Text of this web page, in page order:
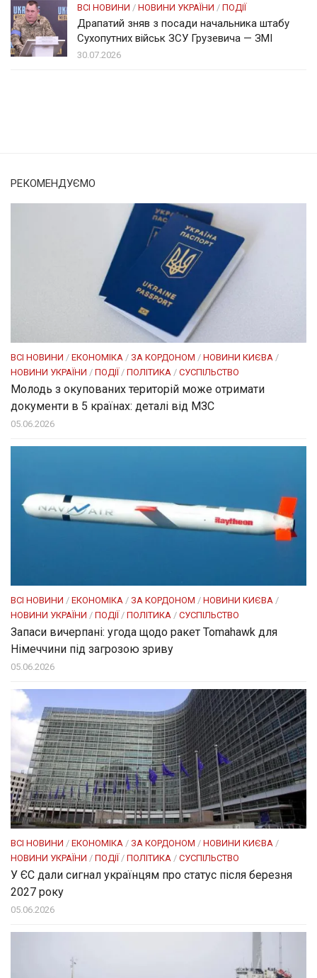
ВСІ НОВИНИ / НОВИНИ УКРАЇНИ / ПОДІЇ
Драпатий зняв з посади начальника штабу
Сухопутних військ ЗСУ Грузевича — ЗМІ
30.07.2026
РЕКОМЕНДУЄМО
ВСІ НОВИНИ / ЕКОНОМІКА / ЗА КОРДОНОМ / НОВИНИ КИЄВА /
НОВИНИ УКРАЇНИ / ПОДІЇ / ПОЛІТИКА / СУСПІЛЬСТВО
Молодь з окупованих територій може отримати
документи в 5 країнах: деталі від МЗС
05.06.2026
ВСІ НОВИНИ / ЕКОНОМІКА / ЗА КОРДОНОМ / НОВИНИ КИЄВА /
НОВИНИ УКРАЇНИ / ПОДІЇ/ ПОЛІТИКА / СУСПІЛЬСТВО
Запаси вичерпані: угода щодо ракет Tomahawk для
Німеччини під загрозою зриву
05.06.2026
ВСІ НОВИНИ / ЕКОНОМІКА / ЗА КОРДОНОМ / НОВИНИ КИЄВА /
НОВИНИ УКРАЇНИ / ПОДІЇ/ ПОЛІТИКА / СУСПІЛЬСТВО
У ЄС дали сигнал українцям про статус після березня
2027 року
05.06.2026